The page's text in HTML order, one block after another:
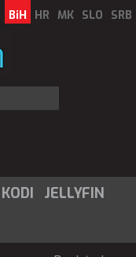
BiH HR MK SLO SRB
KODI
JELLYFIN